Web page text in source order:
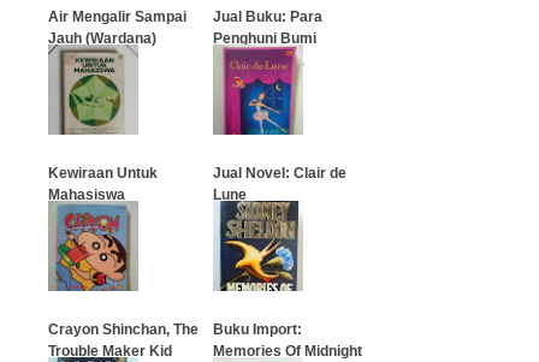
Air Mengalir Sampai
Jauh (Wardana)
Jual Buku: Para
Penghuni Bumi
Sebelum Kita
Kewiraan Untuk
Mahasiswa
…
Jual Novel: Clair de
Lune
…
Crayon Shinchan, The
Trouble Maker Kid
Buku Import:
Memories Of Midnight